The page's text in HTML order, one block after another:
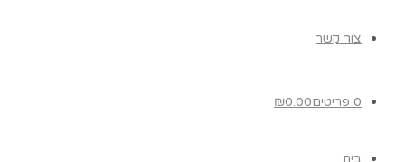
צור קשר
0 פריטים ₪0.00
בית